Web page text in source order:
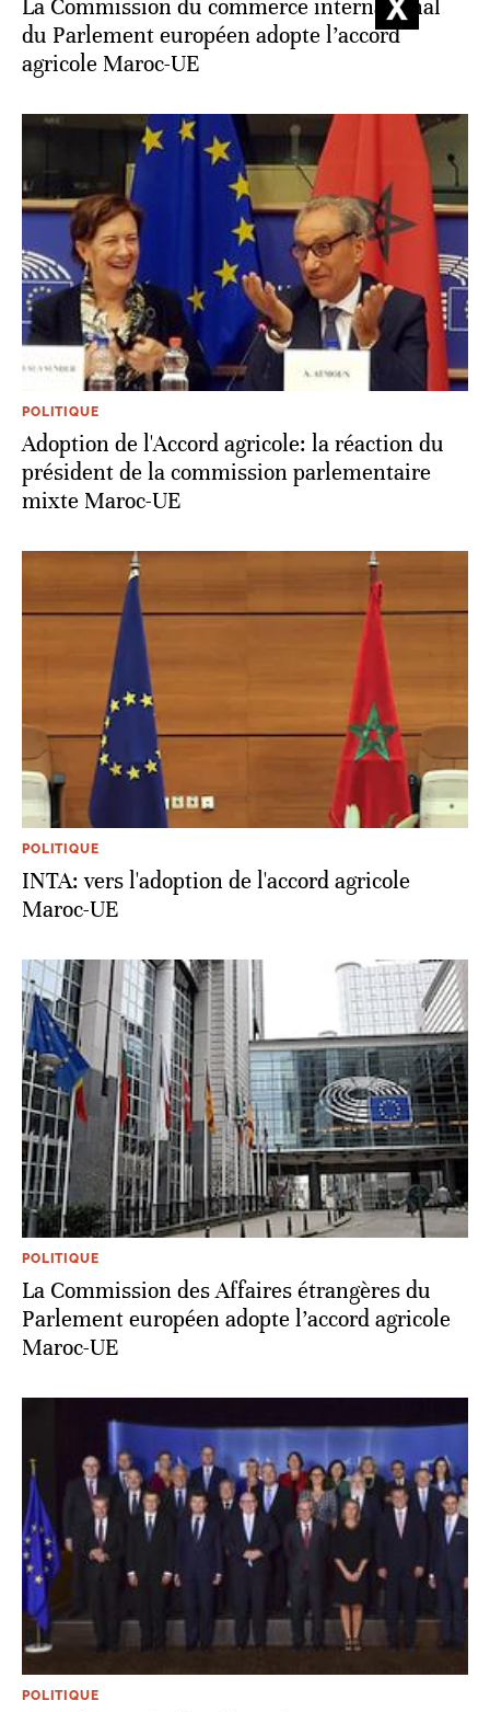
La Commission du commerce international
du Parlement européen adopte l’accord
agricole Maroc-UE
POLITIQUE
Adoption de l'Accord agricole: la réaction du
président de la commission parlementaire
mixte Maroc-UE
POLITIQUE
INTA: vers l'adoption de l'accord agricole
Maroc-UE
POLITIQUE
La Commission des Affaires étrangères du
Parlement européen adopte l’accord agricole
Maroc-UE
POLITIQUE